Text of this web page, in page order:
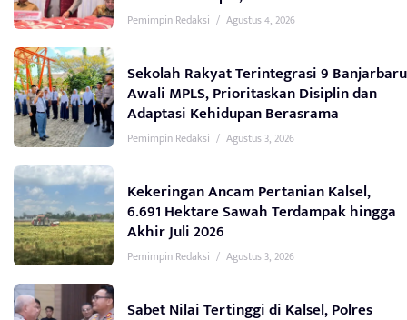
Pemimpin Redaksi / Agustus 4, 2026
Sekolah Rakyat Terintegrasi 9 Banjarbaru
Awali MPLS, Prioritaskan Disiplin dan
Adaptasi Kehidupan Berasrama
Pemimpin Redaksi / Agustus 3, 2026
Kekeringan Ancam Pertanian Kalsel,
6.691 Hektare Sawah Terdampak hingga
Akhir Juli 2026
Pemimpin Redaksi / Agustus 3, 2026
Sabet Nilai Tertinggi di Kalsel, Polres